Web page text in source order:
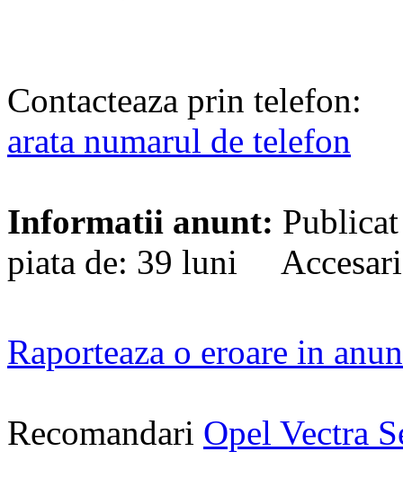
Contacteaza prin telefon:
arata numarul de telefon
Informatii anunt:
piata de: 39 luni
Raporteaza o eroare in
Recomandari Opel Vectra